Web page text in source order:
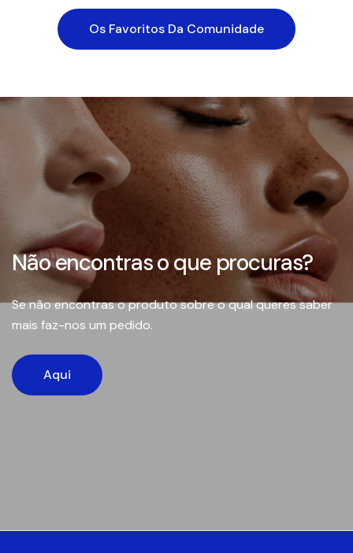
Os Favoritos Da Comunidade
Não encontras o que procuras?
Se não encontras o produto sobre o qual queres saber
mais faz-nos um pedido.
Aqui